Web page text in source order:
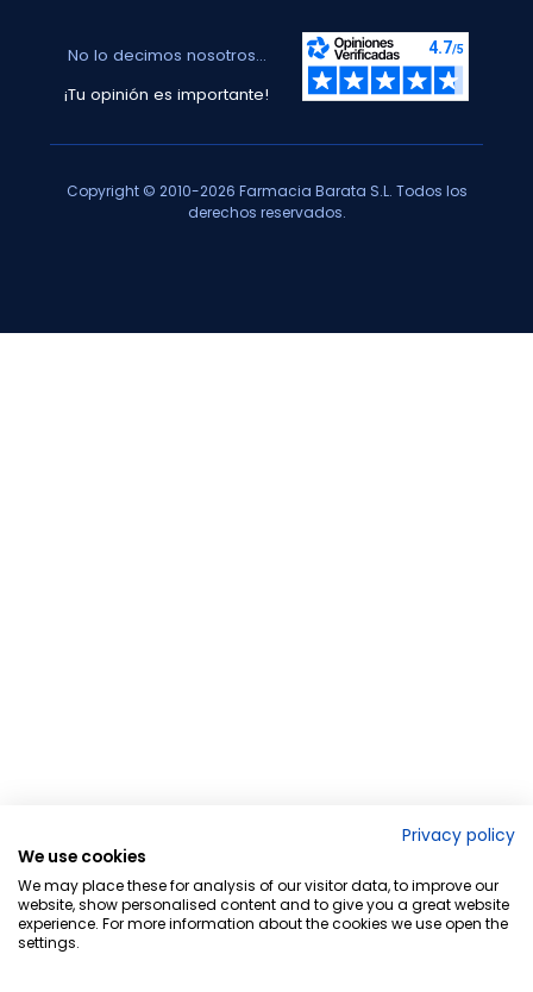
No lo decimos nosotros...
¡Tu opinión es importante!
Copyright © 2010-2026 Farmacia Barata S.L. Todos los
derechos reservados.
Privacy policy
We use cookies
We may place these for analysis of our visitor data, to improve our
website, show personalised content and to give you a great website
experience. For more information about the cookies we use open the
settings.